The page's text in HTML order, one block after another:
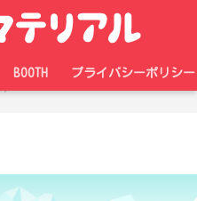
BOOTH
プライバシーポリシー